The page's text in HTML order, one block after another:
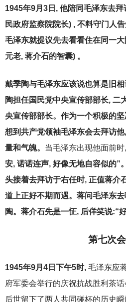
1945年9月3日, 他陪同毛泽东去
民政府监察院院长) , 不料守门人
毛泽东就提议先去看看住在同一
元老, 蒋介石的智囊) 。
戴季陶与毛泽东应该说也算是旧
陶担任国民党中央宣传部部长, 二
央宣传部部长。作为一个积极的
想到共产党领袖毛泽东会去拜访
量和气魄。 当毛泽东出现他面前
安, 诺诺连声, 好像无地自容似的”
头接着去拜访于右任时, 正值蒋介
道上正好不期而遇。蒋问毛泽东
陶。蒋介石先是一怔, 后佯笑说:“
第七次
1945年9月4日下午5时, 毛泽东应
府军委会举行的庆祝抗战胜利茶
后世留下了两人共同碰杯的历史